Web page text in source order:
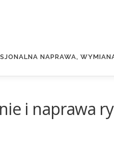
NAPRAWA,
i naprawa